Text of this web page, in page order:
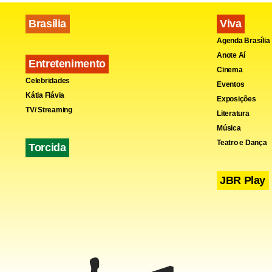
também
Federal. O
caro da
Brasília
Entretenimento
Celebridades
Kátia Flávia
TV/ Streaming
Torcida
Viva
Agenda Brasília
Anote Aí
Cinema
Eventos
Exposições
Literatura
Música
Teatro e Dança
JBR Play